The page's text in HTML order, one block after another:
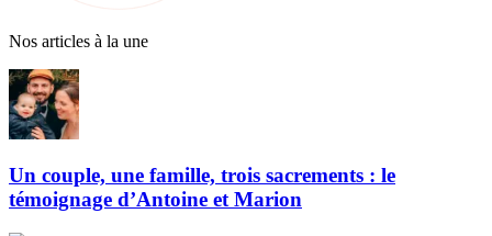
Nos articles à la une
Un couple, une famille, trois sacrements : le
témoignage d’Antoine et Marion